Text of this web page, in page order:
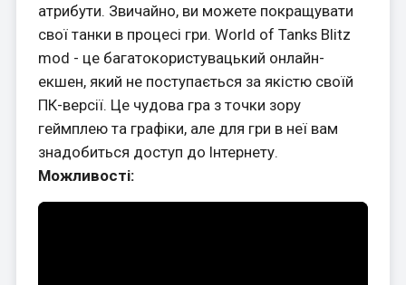
атрибути. Звичайно, ви можете покращувати
свої танки в процесі гри. World of Tanks Blitz
mod - це багатокористувацький онлайн-
екшен, який не поступається за якістю своїй
ПК-версії. Це чудова гра з точки зору
геймплею та графіки, але для гри в неї вам
знадобиться доступ до Інтернету.
Можливості: